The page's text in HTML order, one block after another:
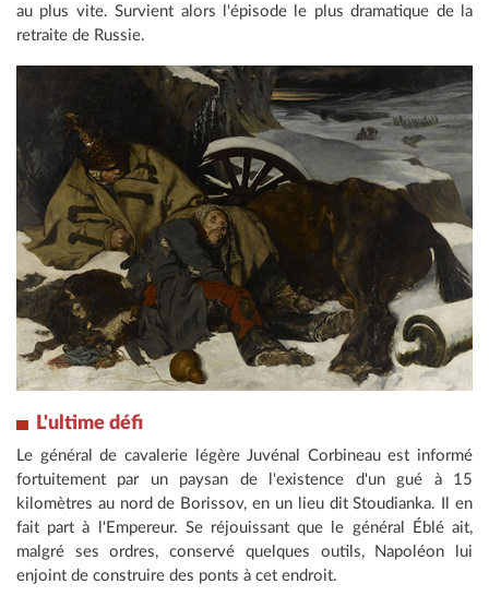
au plus vite. Survient alors l'épisode le plus dramatique de la
retraite de Russie.
L'ultime défi
Le général de cavalerie légère Juvénal Corbineau est informé
fortuitement par un paysan de l'existence d'un gué à 15
kilomètres au nord de Borissov, en un lieu dit Stoudianka. Il en
fait part à l'Empereur. Se réjouissant que le général Éblé ait,
malgré ses ordres, conservé quelques outils, Napoléon lui
enjoint de construire des ponts à cet endroit.